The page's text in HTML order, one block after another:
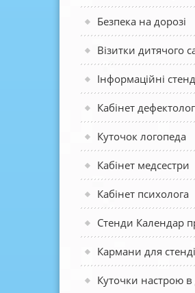
Безпека на дорозі
Візитки дитячого
Інформаційні
Кабінет
Куточок логопеда
Кабінет медсестри
Кабінет психолога
Стенди Календар
Кармани для
Куточки настрою